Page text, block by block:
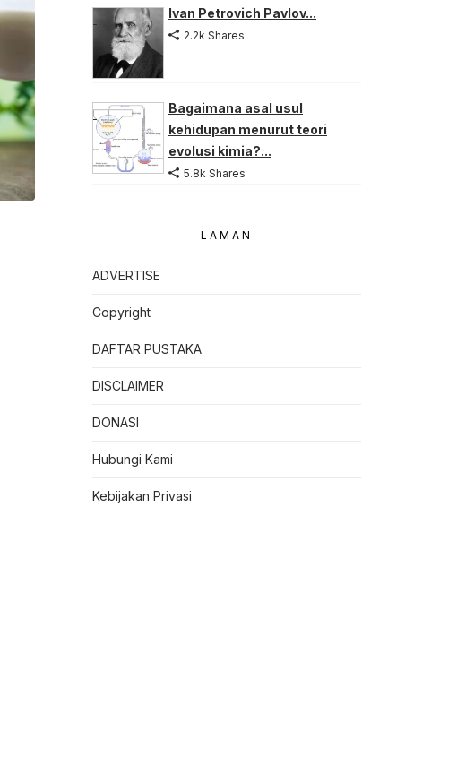
Ivan Petrovich Pavlov...
2.2k Shares
Bagaimana asal usul
kehidupan menurut teori
evolusi kimia?...
5.8k Shares
LAMAN
ADVERTISE
Copyright
DAFTAR PUSTAKA
DISCLAIMER
DONASI
Hubungi Kami
Kebijakan Privasi